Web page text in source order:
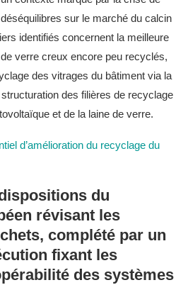
sur le marché du calcin
identifiés concernent la meilleure
verre creux encore peu recyclés,
des vitrages du bâtiment via la
des filières de recyclage
et de la laine de verre.
d’amélioration du recyclage du
du
révisant les
complété par un
fixant les
des systèmes